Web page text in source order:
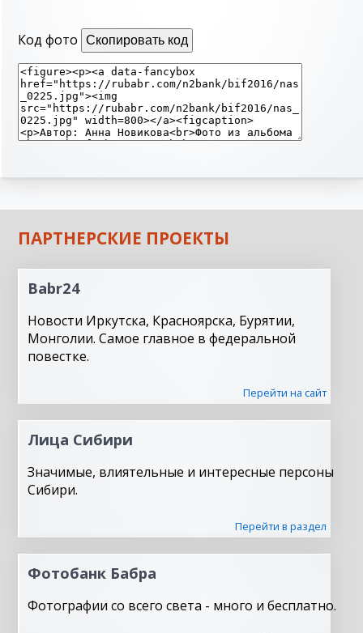
Код фото Скопировать код
ПАРТНЕРСКИЕ ПРОЕКТЫ
Babr24
Новости Иркутска, Красноярска, Бурятии,
Монголии. Самое главное в федеральной
повестке.
Перейти на сайт
Лица Сибири
Значимые, влиятельные и интересные персоны
Сибири.
Перейти в раздел
Фотобанк Бабра
Фотографии со всего света - много и бесплатно.